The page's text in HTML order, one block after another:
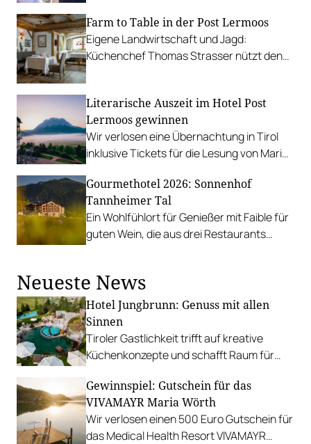
Farm to Table in der Post Lermoos
Eigene Landwirtschaft und Jagd:
Küchenchef Thomas Strasser nützt den
Literarische Auszeit im Hotel Post
Lermoos gewinnen
Wir verlosen eine Übernachtung in Tirol
inklusive Tickets für die Lesung von Maria
November.
Gourmethotel 2026: Sonnenhof
Tannheimer Tal
Ein Wohlfühlort für Genießer mit Faible für
guten Wein, die aus drei Restaurants
Neueste News
Hotel Jungbrunn: Genuss mit allen
Sinnen
Tiroler Gastlichkeit trifft auf kreative
Küchenkonzepte und schafft Raum für
Gewinnen Sie eine Auszeit in Tannheim.
Gewinnspiel: Gutschein für das
VIVAMAYR Maria Wörth
Wir verlosen einen 500 Euro Gutschein für
das Medical Health Resort VIVAMAYR